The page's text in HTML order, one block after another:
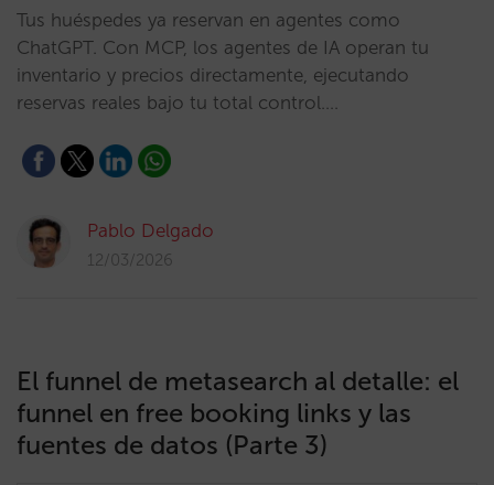
Tus huéspedes ya reservan en agentes como
ChatGPT. Con MCP, los agentes de IA operan tu
inventario y precios directamente, ejecutando
reservas reales bajo tu total control.…
Pablo Delgado
12/03/2026
El funnel de metasearch al detalle: el
funnel en free booking links y las
fuentes de datos (Parte 3)